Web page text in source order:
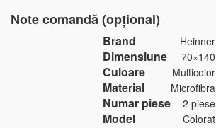
Note comandă (opțional)
Brand Heinner
Dimensiune 70×140
Culoare Multicolor
Material Microfibra
Numar piese 2 piese
Model Colorat